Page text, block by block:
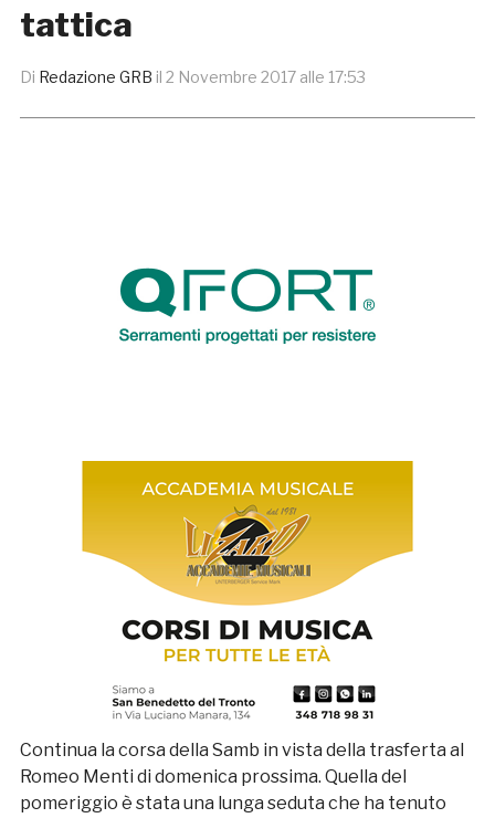
tattica
Di Redazione GRB il 2 Novembre 2017 alle 17:53
Continua la corsa della Samb in vista della trasferta al
Romeo Menti di domenica prossima. Quella del
pomeriggio è stata una lunga seduta che ha tenuto